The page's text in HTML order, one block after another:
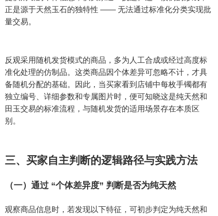
正是源于天然玉石的独特性 —— 无法通过标准化分类实现批
量交易。
反观采用随机发货模式的商品，多为人工合成或经过高度标
准化处理的仿制品。这类商品因个体差异可忽略不计，才具
备随机分配的基础。因此，当买家看到店铺中每枚手镯都有
独立编号、详细参数和专属图片时，便可知晓这是纯天然和
田玉交易的标准流程，与随机发货的适用场景存在本质区
别。
三、买家自主判断的逻辑路径与实践方法
（一）通过 “个体差异度” 判断是否为纯天然
观察商品信息时，若发现以下特征，可初步判定为纯天然和